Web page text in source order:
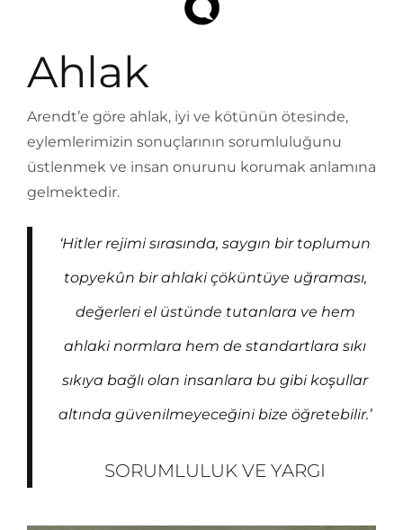
Ahlak
Arendt’e göre ahlak, iyi ve kötünün ötesinde,
eylemlerimizin sonuçlarının sorumluluğunu
üstlenmek ve insan onurunu korumak anlamına
gelmektedir.
‘Hitler rejimi sırasında, saygın bir toplumun
topyekûn bir ahlaki çöküntüye uğraması,
değerleri el üstünde tutanlara ve hem
ahlaki normlara hem de standartlara sıkı
sıkıya bağlı olan insanlara bu gibi koşullar
altında güvenilmeyeceğini bize öğretebilir.’
SORUMLULUK VE YARGI